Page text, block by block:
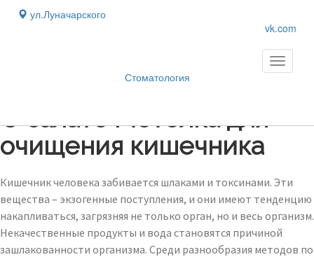
ул.Луначарского
vk.com
Стоматология
Toggle
О салате Метелка для
очищения кишечника
Кишечник человека забивается шлаками и токсинами. Эти
вещества – экзогенные поступления, и они имеют тенденцию
накапливаться, загрязняя не только орган, но и весь организм.
Некачественные продукты и вода становятся причиной
зашлакованности организма. Среди разнообразия методов по